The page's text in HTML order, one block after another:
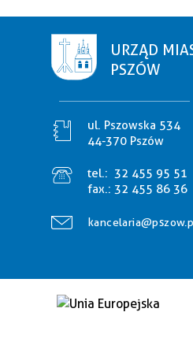
URZĄD
PSZÓW
ul. Pszowska 534
44-370 Pszów
tel.: 32 455 95 51
fax.: 32 455 86 36